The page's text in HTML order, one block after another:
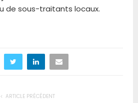
de sous-traitants locaux.
ARTICLE PRÉCÉDENT